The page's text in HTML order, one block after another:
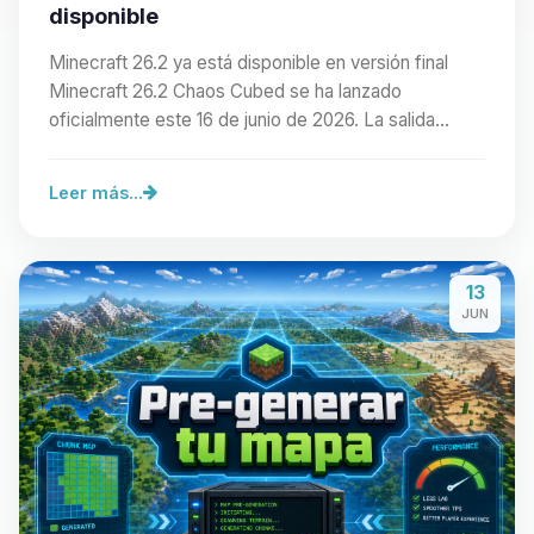
disponible
Minecraft 26.2 ya está disponible en versión final
Minecraft 26.2 Chaos Cubed se ha lanzado
oficialmente este 16 de junio de 2026. La salida…
Leer más...
13
JUN